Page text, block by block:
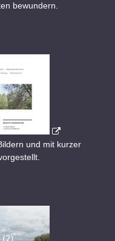
bewundern.
und mit kurzer